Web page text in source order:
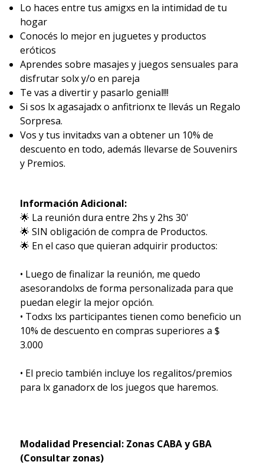
Lo haces entre tus amigxs en la intimidad de tu
hogar
Conocés lo mejor en juguetes y productos
eróticos
Aprendes sobre masajes y juegos sensuales para
disfrutar solx y/o en pareja
Te vas a divertir y pasarlo genial!!!
Si sos lx agasajadx o anfitrionx te llevás un Regalo
Sorpresa.
Vos y tus invitadxs van a obtener un 10% de
descuento en todo, además llevarse de Souvenirs
y Premios.
Información Adicional:
🌟 La reunión dura entre 2hs y 2hs 30'
🌟 SIN obligación de compra de Productos.
🌟 En el caso que quieran adquirir productos:
• Luego de finalizar la reunión, me quedo
asesorandolxs de forma personalizada para que
puedan elegir la mejor opción.
• Todxs lxs participantes tienen como beneficio un
10% de descuento en compras superiores a $
3.000
• El precio también incluye los regalitos/premios
para lx ganadorx de los juegos que haremos.
Modalidad Presencial: Zonas CABA y GBA
(Consultar zonas)